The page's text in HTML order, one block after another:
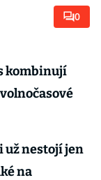
0
kombinují
už nestojí jen
na